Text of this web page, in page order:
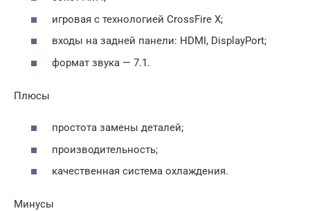
игровая с технологией CrossFire X;
входы на задней панели: HDMI, DisplayPort;
формат звука — 7.1.
Плюсы
простота замены деталей;
производительность;
качественная система охлаждения.
Минусы